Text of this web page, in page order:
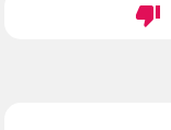
thumb_down